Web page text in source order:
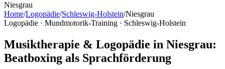
Niesgrau
Home/Logopädie/Schleswig-Holstein/Niesgrau
Logopädie · Mundmotorik-Training · Schleswig-Holstein
Musiktherapie & Logopädie in Niesgrau:
Beatboxing als Sprachförderung